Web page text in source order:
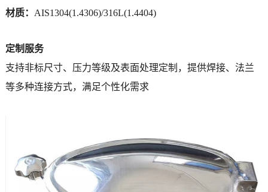
材质： AIS1304(1.4306)/316L(1.4404)
定制服务
支持非标尺寸、压力等级及表面处理定制，提供焊接、法兰
等多种连接方式，满足个性化需求